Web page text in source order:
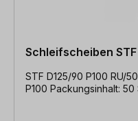
Schleifscheiben
STF D125/90 P100 RU/
P100 Packungsinhalt: 50